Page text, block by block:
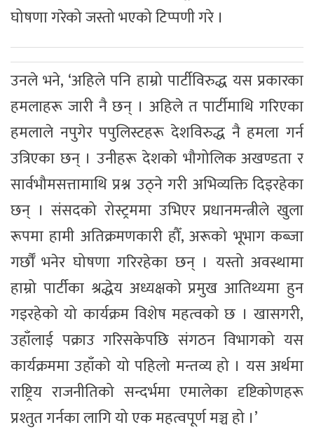
घोषणा गरेको जस्तो भएको टिप्पणी गरे ।
उनले भने, ‘अहिले पनि हाम्रो पार्टीविरुद्ध यस प्रकारका
हमलाहरू जारी नै छन् । अहिले त पार्टीमाथि गरिएका
हमलाले नपुगेर पपुलिस्टहरू देशविरुद्ध नै हमला गर्न
उत्रिएका छन् । उनीहरू देशको भौगोलिक अखण्डता र
सार्वभौमसत्तामाथि प्रश्न उठ्ने गरी अभिव्यक्ति दिइरहेका
छन् । संसदको रोस्ट्रममा उभिएर प्रधानमन्त्रीले खुला
रूपमा हामी अतिक्रमणकारी हौँ, अरूको भूभाग कब्जा
गर्छौँ भनेर घोषणा गरिरहेका छन् । यस्तो अवस्थामा
हाम्रो पार्टीका श्रद्धेय अध्यक्षको प्रमुख आतिथ्यमा हुन
गइरहेको यो कार्यक्रम विशेष महत्वको छ । खासगरी,
उहाँलाई पक्राउ गरिसकेपछि संगठन विभागको यस
कार्यक्रममा उहाँको यो पहिलो मन्तव्य हो । यस अर्थमा
राष्ट्रिय राजनीतिको सन्दर्भमा एमालेका दृष्टिकोणहरू
प्रश्तुत गर्नका लागि यो एक महत्वपूर्ण मञ्च हो ।’